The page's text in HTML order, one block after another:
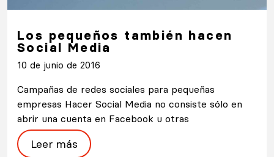
Los pequeños también hacen
Social Media
10 de junio de 2016
Campañas de redes sociales para pequeñas
empresas Hacer Social Media no consiste sólo en
abrir una cuenta en Facebook u otras
Leer más